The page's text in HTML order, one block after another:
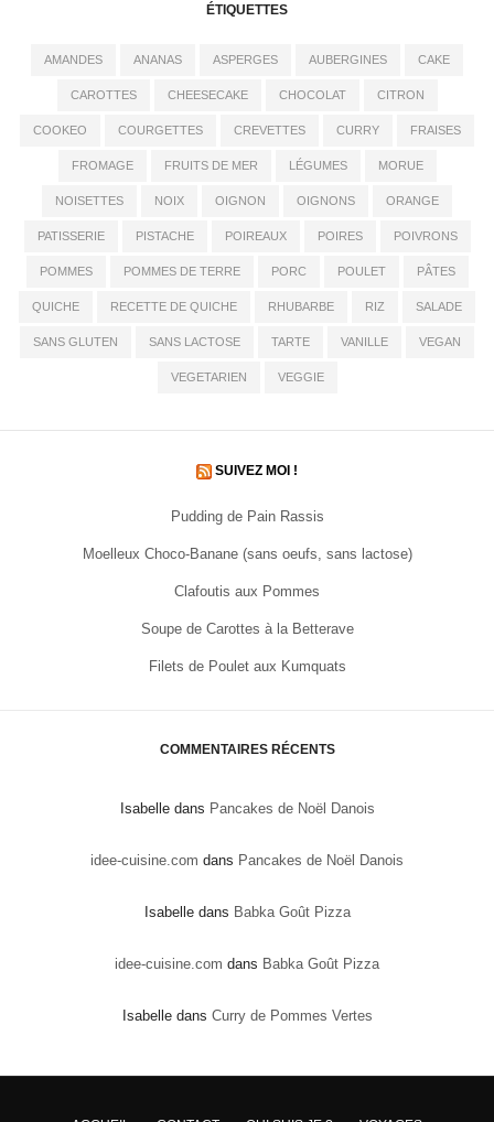
ÉTIQUETTES
AMANDES ANANAS ASPERGES AUBERGINES CAKE
CAROTTES CHEESECAKE CHOCOLAT CITRON
COOKEO COURGETTES CREVETTES CURRY FRAISES
FROMAGE FRUITS DE MER LÉGUMES MORUE
NOISETTES NOIX OIGNON OIGNONS ORANGE
PATISSERIE PISTACHE POIREAUX POIRES POIVRONS
POMMES POMMES DE TERRE PORC POULET PÂTES
QUICHE RECETTE DE QUICHE RHUBARBE RIZ SALADE
SANS GLUTEN SANS LACTOSE TARTE VANILLE VEGAN
VEGETARIEN VEGGIE
SUIVEZ MOI !
Pudding de Pain Rassis
Moelleux Choco-Banane (sans oeufs, sans lactose)
Clafoutis aux Pommes
Soupe de Carottes à la Betterave
Filets de Poulet aux Kumquats
COMMENTAIRES RÉCENTS
Isabelledans Pancakes de Noël Danois
idee-cuisine.com dans Pancakes de Noël Danois
Isabelledans Babka Goût Pizza
idee-cuisine.com dans Babka Goût Pizza
Isabelledans Curry de Pommes Vertes